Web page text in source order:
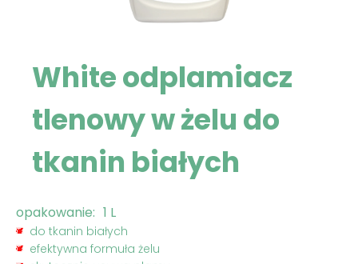
White odplamiacz
tlenowy w żelu do
tkanin białych
opakowanie: 1 L
do tkanin białych
efektywna formuła żelu